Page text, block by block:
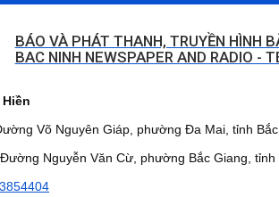
BÁO VÀ PHÁT THANH, TRUYỀN HÌNH
BAC NINH NEWSPAPER AND RADIO -
Võ Nguyên Giáp, phường Đa Mai, tỉnh Bắc
Văn Cừ, phường Bắc Giang, tỉnh